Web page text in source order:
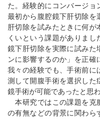
た。経験的にコンバージョ
最初から腹腔鏡下肝切除を
肝切除を試みたときに何が
くいという課題がありま
鏡下肝切除を実際に試みた
ンに影響するのか」を正確
我々の経験でも、手術前に
測して開腹手術を選択した
鏡手術が可能であったと思
本研究ではこの課題を克
の有無などの背景に関わら